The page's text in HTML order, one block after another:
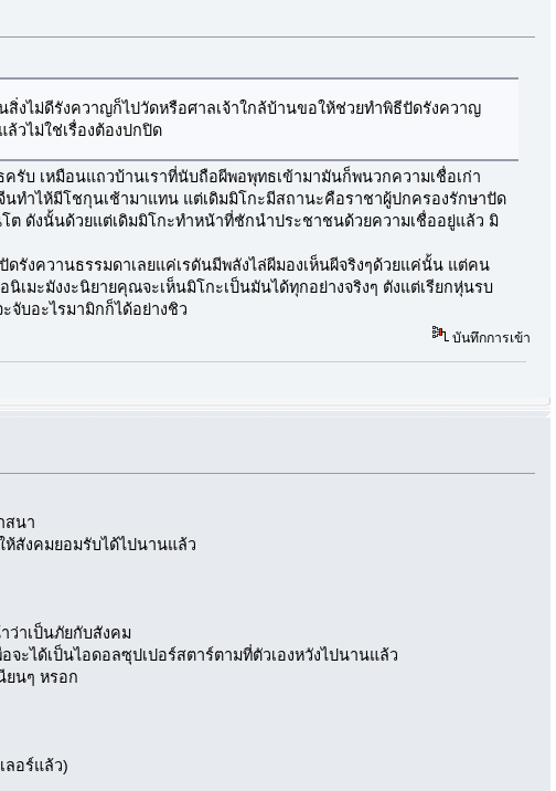
งไม่ดีรังควาญก็ไปวัดหรือศาลเจ้าใกล้บ้านขอให้ช่วยทำพิธีปัดรังควาญ
วไม่ใช่เรื่องต้องปกปิด
บ เหมือนแถวบ้านเราที่นับถือผีพอพุทธเข้ามามันก็พนวกความเชื่อเก่า
ทำไห้มีโชกุนเช้ามาแทน แต่เดิมมิโกะมีสถานะคือราชาผู้ปกครองรักษาปัด
ดังนั้นด้วยแต่เดิมมิโกะทำหน้าที่ชักนำประชาชนด้วยความเชื่ออยู่แล้ว มิ
รังควานธรรมดาเลยแค่เรดันมีพลังไล่ผีมองเห็นผีจริงๆด้วยแค่นั้น แต่คน
เมะมังงะนิยายคุณจะเห็นมิโกะเป็นมันได้ทุกอย่างจริงๆ ตังแต่เรียกหุ่นรบ
จับอะไรมามิกก็ได้อย่างชิว
บันทึกการเข้า
สนา
สังคมยอมรับได้ไปนานแล้ว
ว่าเป็นภัยกับสังคม
จะได้เป็นไอดอลซุปเปอร์สตาร์ตามที่ตัวเองหวังไปนานแล้ว
ยนๆ หรอก
ลอร์แล้ว)